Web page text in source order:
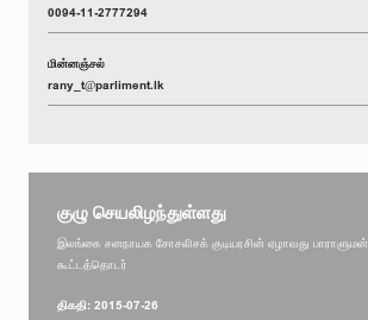
0094-11-2777294
மின்னஞ்சல்
rany_t@parliment.lk
குழு செயலிழந்துள்ளது
இலங்கை சனநாயக சோசலிசக் குடியரசின் ஏழாவது
கூட்டத்தொடர்
திகதி: 2015-07-26